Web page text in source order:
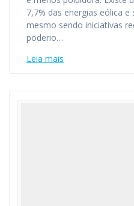
7,7% das energias eólica
mesmo sendo iniciativas
poderio…
Leia mais